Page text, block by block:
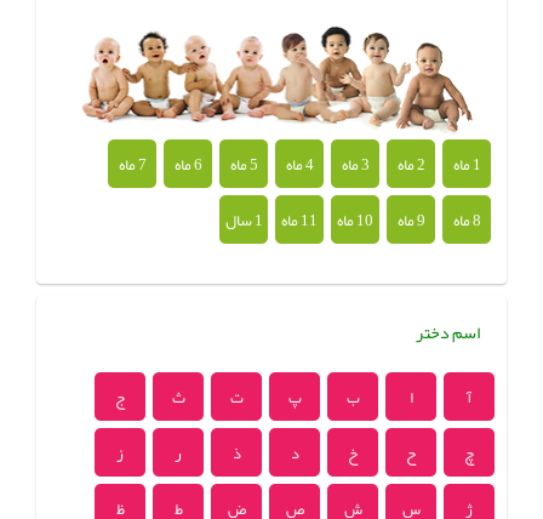
1 ماه 2 ماه 3 ماه 4 ماه 5 ماه 6 ماه
7 ماه
8 ماه
9 ماه 10 ماه 11 ماه 1 سال
اسم دختر
آ ا ب پ ت ث
ج
چ
ح خ د ذ ر
ز
ژ
س ش ص ض ط
ظ